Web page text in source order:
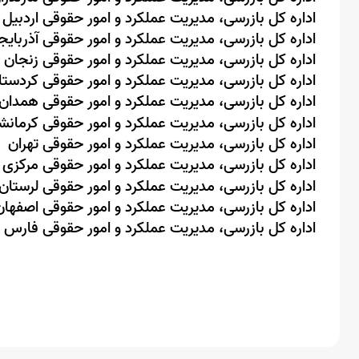
اداره کل بازرسی، مدیریت عملکرد و امور حقوقی اردبیل
اداره کل بازرسی، مدیریت عملکرد و امور حقوقی
اداره کل بازرسی، مدیریت عملکرد و امور حقوقی زنجان
اداره کل بازرسی، مدیریت عملکرد و امور حقوقی
اداره کل بازرسی، مدیریت عملکرد و امور حقوقی
اداره کل بازرسی، مدیریت عملکرد و امور حقوقی
اداره کل بازرسی، مدیریت عملکرد و امور حقوقی تهران
اداره کل بازرسی، مدیریت عملکرد و امور حقوقی مرکزی
اداره کل بازرسی، مدیریت عملکرد و امور حقوقی
اداره کل بازرسی، مدیریت عملکرد و امور حقوقی
اداره کل بازرسی، مدیریت عملکرد و امور حقوقی فارس